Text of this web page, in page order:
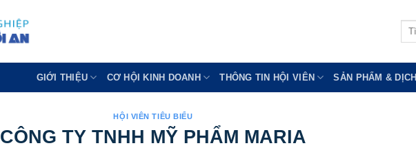
Tìm
GIỚI THIỆU CƠ HỘI KINH DOANH THÔNG TIN HỘI VIÊN SẢN PHẨM &
HỘI VIÊN TIÊU BIỂU
CÔNG TY TNHH MỸ PHẨM MARIA